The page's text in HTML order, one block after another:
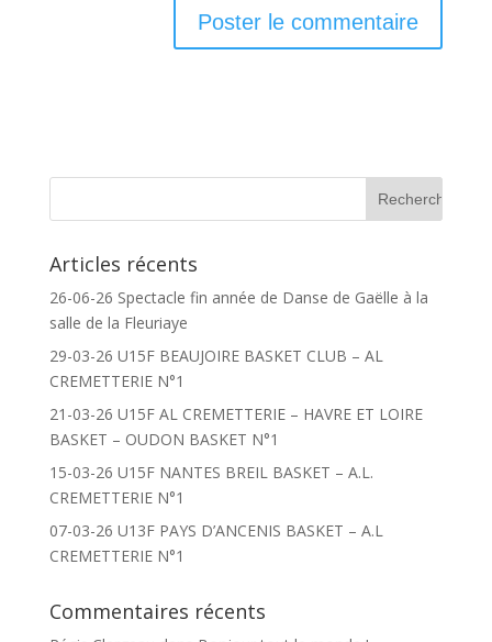
Articles récents
26-06-26 Spectacle fin année de Danse de Gaëlle à la
salle de la Fleuriaye
29-03-26 U15F BEAUJOIRE BASKET CLUB – AL
CREMETTERIE N°1
21-03-26 U15F AL CREMETTERIE – HAVRE ET LOIRE
BASKET – OUDON BASKET N°1
15-03-26 U15F NANTES BREIL BASKET – A.L.
CREMETTERIE N°1
07-03-26 U13F PAYS D’ANCENIS BASKET – A.L
CREMETTERIE N°1
Commentaires récents